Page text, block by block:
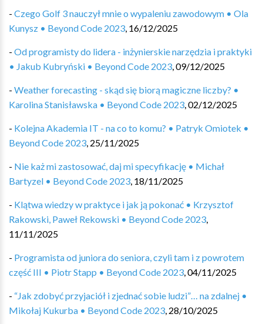
- Czego Golf 3 nauczył mnie o wypaleniu zawodowym • Ola
Kunysz • Beyond Code 2023, 16/12/2025
- Od programisty do lidera - inżynierskie narzędzia i praktyki
• Jakub Kubryński • Beyond Code 2023,09/12/2025
- Weather forecasting - skąd się biorą magiczne liczby? •
Karolina Stanisławska • Beyond Code 2023,02/12/2025
- Kolejna Akademia IT - na co to komu? • Patryk Omiotek •
Beyond Code 2023, 25/11/2025
- Nie każ mi zastosować, daj mi specyfikację • Michał
Bartyzel • Beyond Code 2023, 18/11/2025
- Klątwa wiedzy w praktyce i jak ją pokonać • Krzysztof
Rakowski, Paweł Rekowski • Beyond Code 2023,
11/11/2025
- Programista od juniora do seniora, czyli tam i z powrotem
część III • Piotr Stapp • Beyond Code 2023,04/11/2025
- “Jak zdobyć przyjaciół i zjednać sobie ludzi”… na zdalnej •
Mikołaj Kukurba • Beyond Code 2023, 28/10/2025